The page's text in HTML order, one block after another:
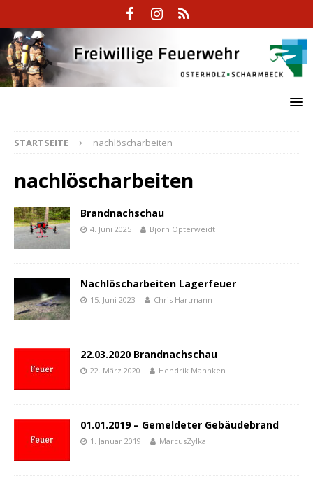
STARTSEITE nachlöscharbeiten
nachlöscharbeiten
Brandnachschau
4. Juni 2025 Björn Opterweidt
Nachlöscharbeiten Lagerfeuer
15. Juni 2023 Chris Hartmann
22.03.2020 Brandnachschau
22. März 2020 Hendrik Mahnken
01.01.2019 – Gemeldeter Gebäudebrand
1. Januar 2019 MarcusZylka